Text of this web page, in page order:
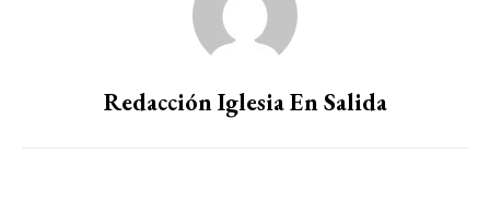
Redacción Iglesia En Salida